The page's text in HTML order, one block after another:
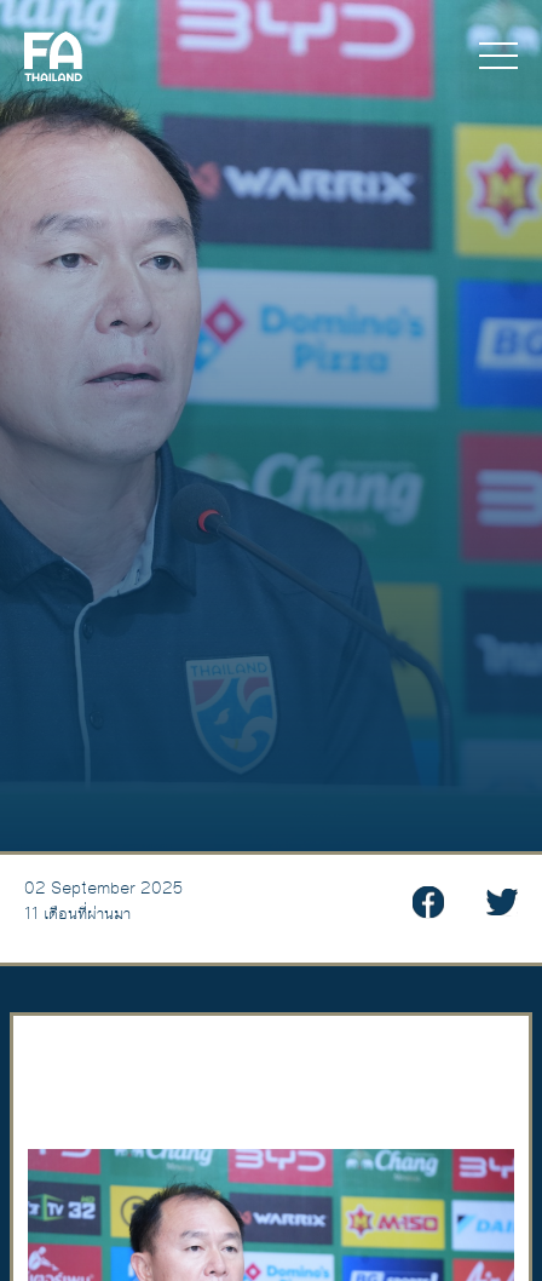
02 September 2025
11 เดือนที่ผ่านมา